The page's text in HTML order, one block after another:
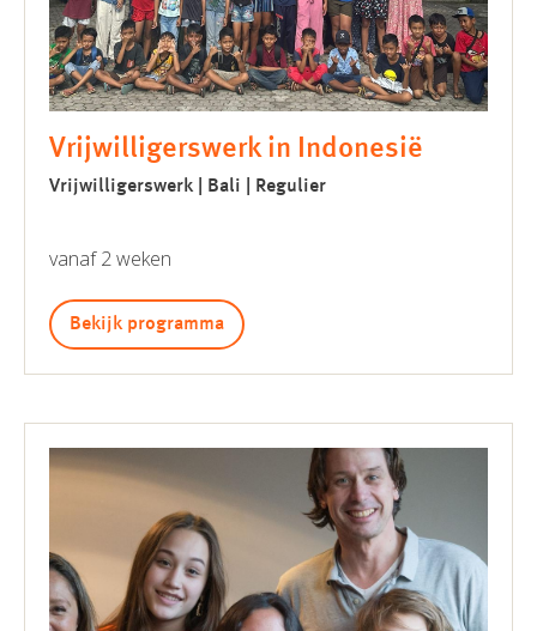
Vrijwilligerswerk in Indonesië
Vrijwilligerswerk | Bali | Regulier
vanaf 2 weken
Bekijk programma